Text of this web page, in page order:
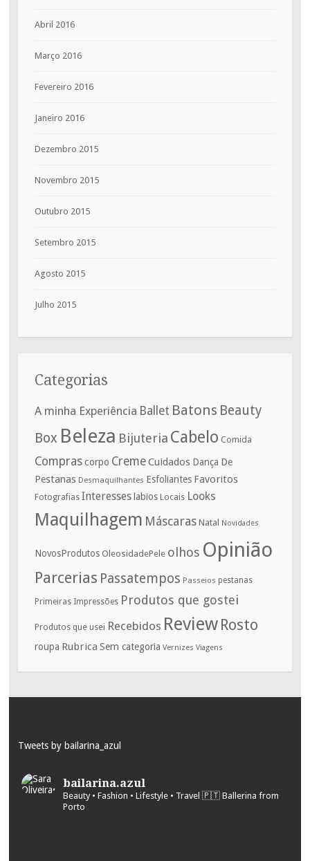
Abril 2016
Março 2016
Fevereiro 2016
Janeiro 2016
Dezembro 2015
Novembro 2015
Outubro 2015
Setembro 2015
Agosto 2015
Julho 2015
Categorias
A minha Experiência Ballet Batons Beauty
Box Beleza Bijuteria Cabelo Comida
Comprascorpo CremeCuidados Dança De
Pestanas Desmaquilhantes Esfoliantes Favoritos
Fotografias Interesses labios Locais Looks
Maquilhagem Máscaras Natal Novidades
NovosProdutos OleosidadePele olhos Opinião
Parcerias Passatempos Passeios pestanas
Primeiras Impressões Produtos que gostei
Produtos que usei Recebidos Review Rosto
roupa Rubrica Sem categoria Vernizes Viagens
Tweets by bailarina_azul
bailarina.azul
Beauty • Fashion • Lifestyle • Travel 🇵🇹 Ballerina from
Porto